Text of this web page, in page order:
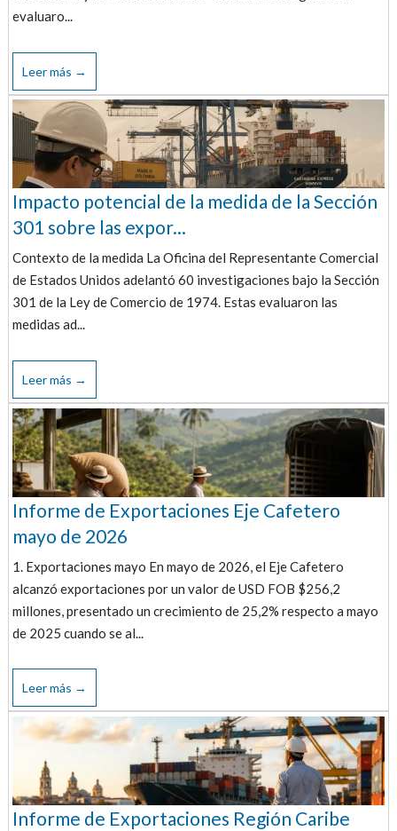
evaluaro...
Leer más →
Impacto potencial de la medida de la Sección
301 sobre las expor...
Contexto de la medida La Oficina del Representante Comercial
de Estados Unidos adelantó 60 investigaciones bajo la Sección
301 de la Ley de Comercio de 1974. Estas evaluaron las
medidas ad...
Leer más →
Informe de Exportaciones Eje Cafetero
mayo de 2026
1. Exportaciones mayo En mayo de 2026, el Eje Cafetero
alcanzó exportaciones por un valor de USD FOB $256,2
millones, presentado un crecimiento de 25,2% respecto a mayo
de 2025 cuando se al...
Leer más →
Informe de Exportaciones Región Caribe